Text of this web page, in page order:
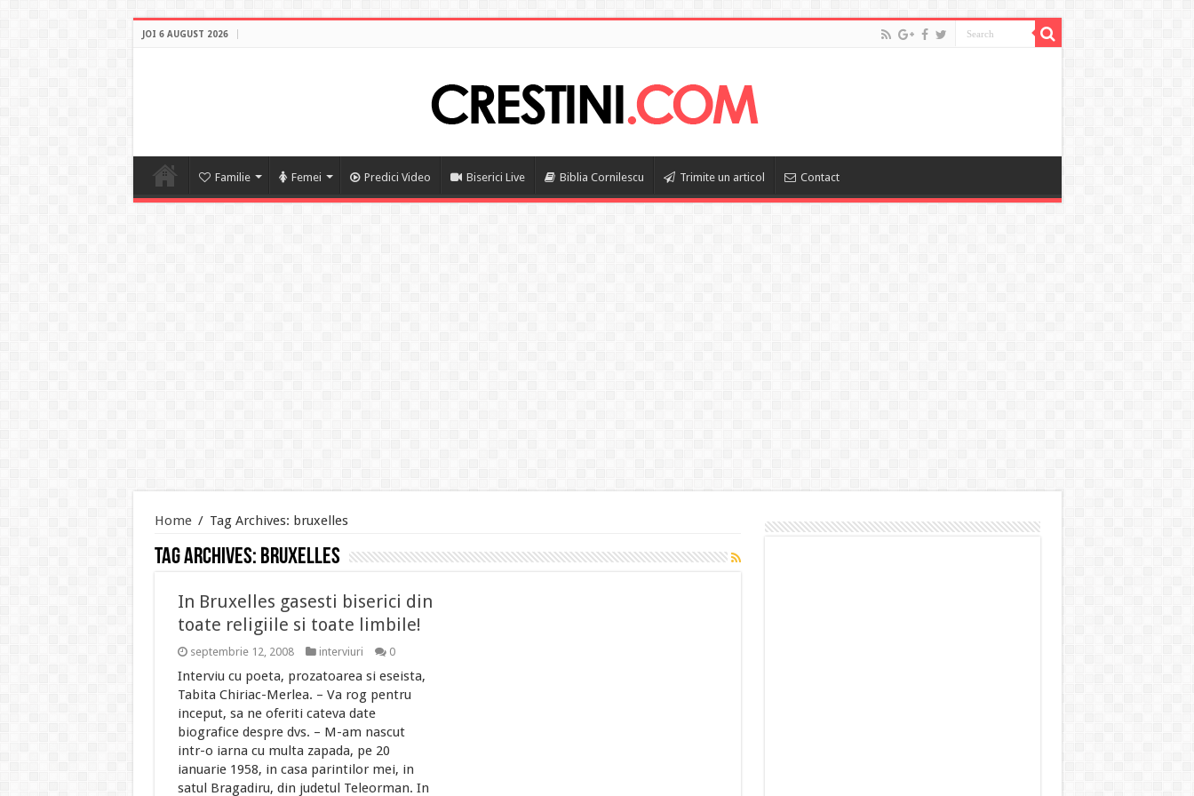
JOI 6 AUGUST 2026
Familie Femei Predici Video Biserici Live Biblia Cornilescu Trimite un articol Contact
Home / Tag Archives: bruxelles
Tag Archives: bruxelles
In Bruxelles gasesti biserici din
toate religiile si toate limbile!
septembrie 12, 2008 interviuri 0
Interviu cu poeta, prozatoarea si eseista,
Tabita Chiriac-Merlea. – Va rog pentru
inceput, sa ne oferiti cateva date
biografice despre dvs. – M-am nascut
intr-o iarna cu multa zapada, pe 20
ianuarie 1958, in casa parintilor mei, in
satul Bragadiru, din judetul Teleorman. In